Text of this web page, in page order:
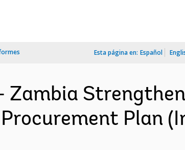
Esta página en: Español
Zambia
Plan